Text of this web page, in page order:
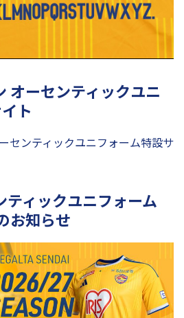
オーセンティックユニ
ト
センティックユニフォーム特設サ
ティックユニフォーム
お知らせ